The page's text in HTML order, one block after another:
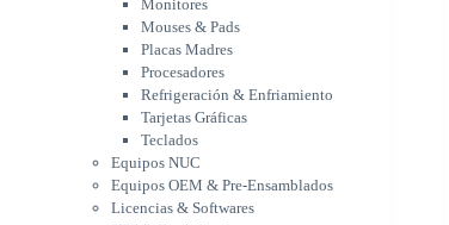
Teclados
Equipos NUC
Equipos OEM & Pre-
Ensamblados
Licencias & Softwares
UPS & Estabilizadores
Insumos
Cajas de mantenimiento
Ribbons
Tintas
Monitores
Mouses & Pads
Placas Madres
Procesadores
Refrigeración & Enfriamiento
Tarjetas Gráficas
Teclados
Equipos NUC
Equipos OEM & Pre-Ensamblados
Licencias & Softwares